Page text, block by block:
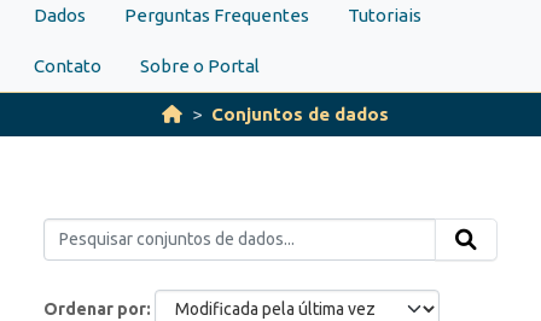
Dados Perguntas Frequentes Tutoriais
Contato Sobre o Portal
Conjuntos de dados
Ordenar por